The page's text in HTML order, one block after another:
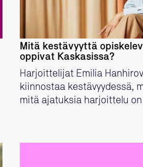
Mitä kestävyyttä
oppivat Kaskasissa?
Harjoittelijat Emilia
kiinnostaa kestävyydessä,
mitä ajatuksia harjoittelu